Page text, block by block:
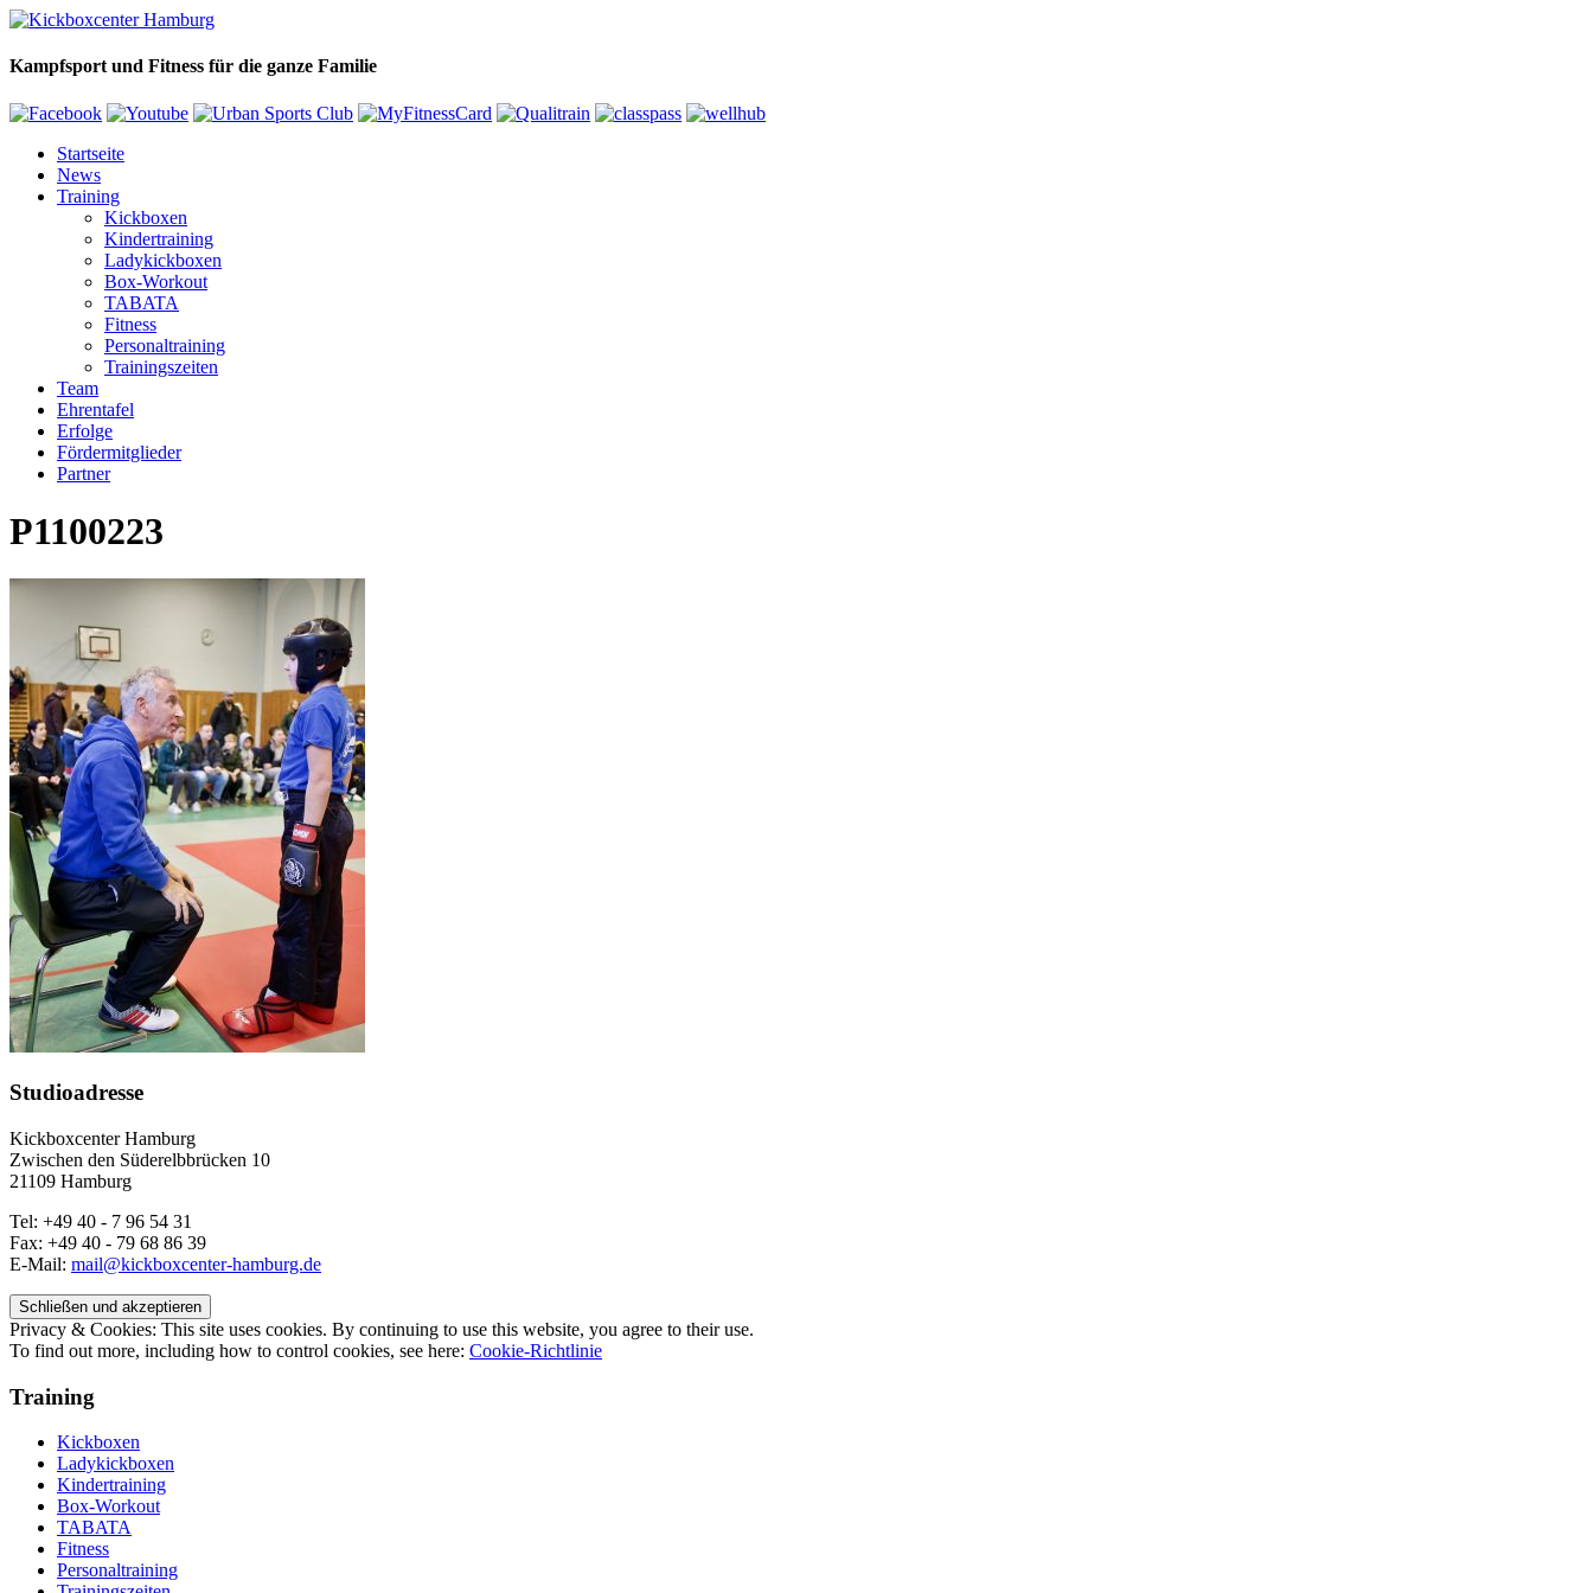
Kampfsport und Fitness für die ganze Familie
Startseite
News
Training
Kickboxen
Kindertraining
Ladykickboxen
Box-Workout
TABATA
Fitness
Personaltraining
Trainingszeiten
Team
Ehrentafel
Erfolge
Fördermitglieder
Partner
P1100223
Studioadresse
Kickboxcenter Hamburg
Zwischen den Süderelbbrücken 10
21109 Hamburg
Tel: +49 40 - 7 96 54 31
Fax: +49 40 - 79 68 86 39
E-Mail: mail@kickboxcenter-hamburg.de
Privacy & Cookies: This site uses cookies. By continuing to use this website, you agree to their use.
To find out more, including how to control cookies, see here: Cookie-Richtlinie
Training
Kickboxen
Ladykickboxen
Kindertraining
Box-Workout
TABATA
Fitness
Personaltraining